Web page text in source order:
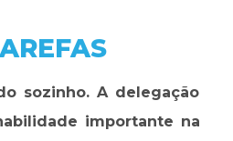
sozinho. A delegação
importante na